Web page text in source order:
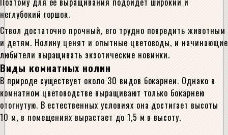
неглубокий горшок.
Ствол достаточно прочный, его трудно повредить животным
и детям. Нолину ценят и опытные цветоводы, и начинающие
любители выращивать экзотические новинки.
Виды комнатных нолин
В природе существует около 30 видов бокарнеи. Однако в
комнатном цветоводстве выращивают только бокарнею
отогнутую. В естественных условиях она достигает высоты
10 м, в помещениях вырастает до 1,5 м в высоту.